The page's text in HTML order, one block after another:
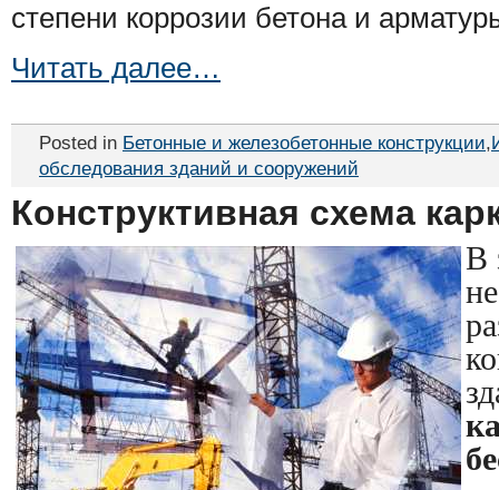
степени коррозии бетона и
Читать далее…
Posted in Бетонные и железобетонные конструкции,
обследования зданий и сооружений
Конструктивная схема
В